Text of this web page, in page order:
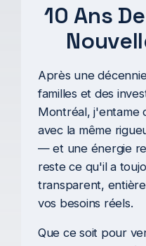
10 Ans
Après une
familles et des
Montréal, j'entame
avec la même
— et une énergie
reste ce qu'il a
transparent,
vos besoins réels.
Que ce soit pour